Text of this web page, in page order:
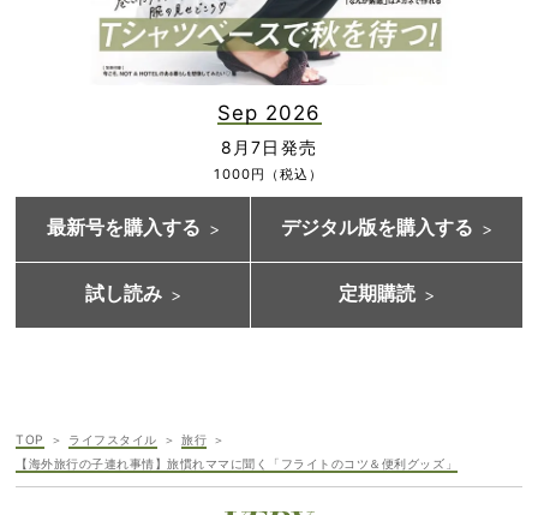
Sep 2026
8月7日発売
1000円（税込）
最新号を購入する デジタル版を購入する
試し読み 定期購読
TOP ライフスタイル
旅行
【海外旅行の子連れ事情】旅慣れママに聞く「フライトのコツ＆便利グッズ」